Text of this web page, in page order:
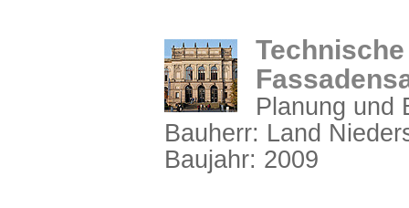
Planung und
Bauherr: Land
Baujahr: 2009